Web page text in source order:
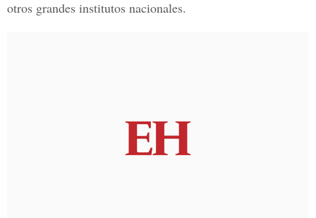
otros grandes institutos nacionales.